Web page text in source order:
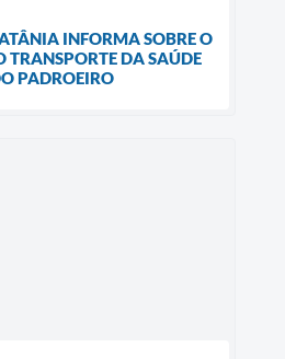
INFORMA SOBRE O
TRANSPORTE DA SAÚDE
PADROEIRO